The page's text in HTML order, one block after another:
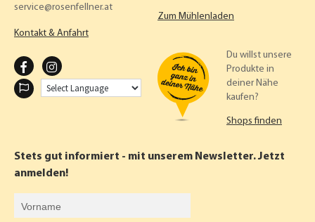
service
rosenfellner.at
Kontakt & Anfahrt
F
O
O
N
A
R
Zum Mühlenladen
Du willst unsere
Produkte in
deiner Nähe
kaufen?
Shops finden
Stets gut informiert - mit unserem Newsletter. Jetzt
anmelden!